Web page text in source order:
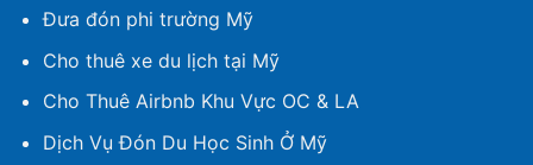
Đưa đón phi trường Mỹ
Cho thuê xe du lịch tại Mỹ
Cho Thuê Airbnb Khu Vực OC & LA
Dịch Vụ Đón Du Học Sinh Ở Mỹ